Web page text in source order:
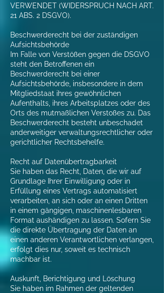
VERWENDET (WIDERSPRUCH NACH ART.
21 ABS. 2 DSGVO).
Beschwerderecht bei der zuständigen
Aufsichtsbehörde
Im Falle von Verstößen gegen die DSGVO
steht den Betroffenen ein
Beschwerderecht bei einer
Aufsichtsbehörde, insbesondere in dem
Mitgliedstaat ihres gewöhnlichen
Aufenthalts, ihres Arbeitsplatzes oder des
Orts des mutmaßlichen Verstoßes zu. Das
Beschwerderecht besteht unbeschadet
anderweitiger verwaltungsrechtlicher oder
gerichtlicher Rechtsbehelfe.
Recht auf Datenübertragbarkeit
Sie haben das Recht, Daten, die wir auf
Grundlage Ihrer Einwilligung oder in
Erfüllung eines Vertrags automatisiert
verarbeiten, an sich oder an einen Dritten
in einem gängigen, maschinenlesbaren
Format aushändigen zu lassen. Sofern Sie
die direkte Übertragung der Daten an
einen anderen Verantwortlichen verlangen,
erfolgt dies nur, soweit es technisch
machbar ist.
Auskunft, Berichtigung und Löschung
Sie haben im Rahmen der geltenden